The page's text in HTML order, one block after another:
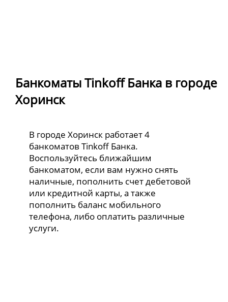
Банкоматы Tinkoff Банка в городе
Хоринск
В городе Хоринск работает 4
банкоматов Tinkoff Банка.
Воспользуйтесь ближайшим
банкоматом, если вам нужно снять
наличные, пополнить счет дебетовой
или кредитной карты, а также
пополнить баланс мобильного
телефона, либо оплатить различные
услуги.